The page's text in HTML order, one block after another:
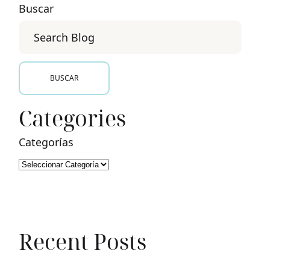
Buscar
BUSCAR
Categories
Categorías
Recent Posts